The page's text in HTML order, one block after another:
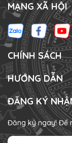
MẠNG XÃ HỘI
CHÍNH SÁCH
HƯỚNG DẪN
ĐĂNG KÝ
Đăng ký ngay! Để